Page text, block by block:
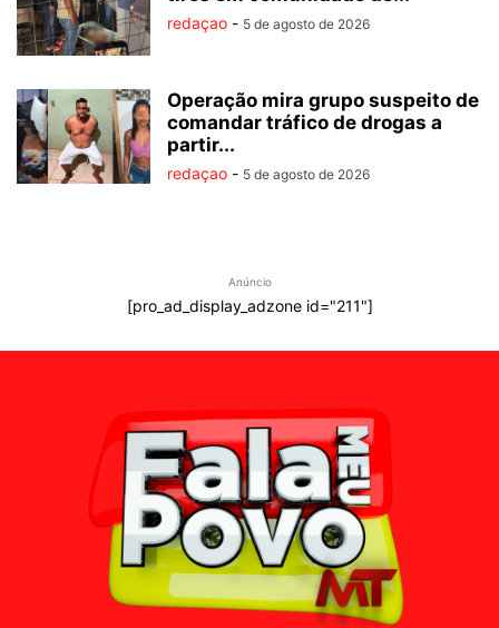
redaçao - 5 de agosto de 2026
Operação mira grupo suspeito de
comandar tráfico de drogas a
partir...
redaçao - 5 de agosto de 2026
Anúncio
[pro_ad_display_adzone id="211"]